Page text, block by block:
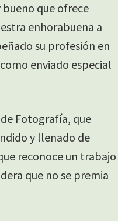
que ofrece
enhorabuena a
su profesión en
enviado especial
Fotografía, que
y llenado de
reconoce un trabajo
que no se premia